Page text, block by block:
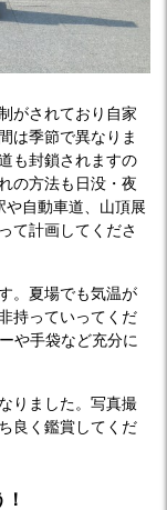
がされており自家
は季節で異なりま
も封鎖されますの
の方法も日没・夜
自動車道、山頂展
て計画してくださ
。夏場でも気温が
持っていってくだ
や手袋など充分に
りました。写真撮
良く鑑賞してくだ